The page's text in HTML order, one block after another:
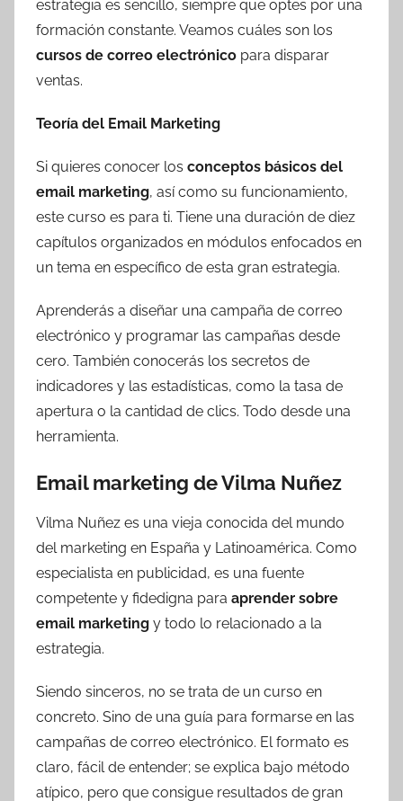
estrategia es sencillo, siempre que optes por una
formación constante. Veamos cuáles son los
cursos de correo electrónico para disparar
ventas.
Teoría del Email Marketing
Si quieres conocer los conceptos básicos del
email marketing, así como su funcionamiento,
este curso es para ti. Tiene una duración de diez
capítulos organizados en módulos enfocados en
un tema en específico de esta gran estrategia.
Aprenderás a diseñar una campaña de correo
electrónico y programar las campañas desde
cero. También conocerás los secretos de
indicadores y las estadísticas, como la tasa de
apertura o la cantidad de clics. Todo desde una
herramienta.
Email marketing de Vilma Nuñez
Vilma Nuñez es una vieja conocida del mundo
del marketing en España y Latinoamérica. Como
especialista en publicidad, es una fuente
competente y fidedigna para aprender sobre
email marketing y todo lo relacionado a la
estrategia.
Siendo sinceros, no se trata de un curso en
concreto. Sino de una guía para formarse en las
campañas de correo electrónico. El formato es
claro, fácil de entender; se explica bajo método
atípico, pero que consigue resultados de gran